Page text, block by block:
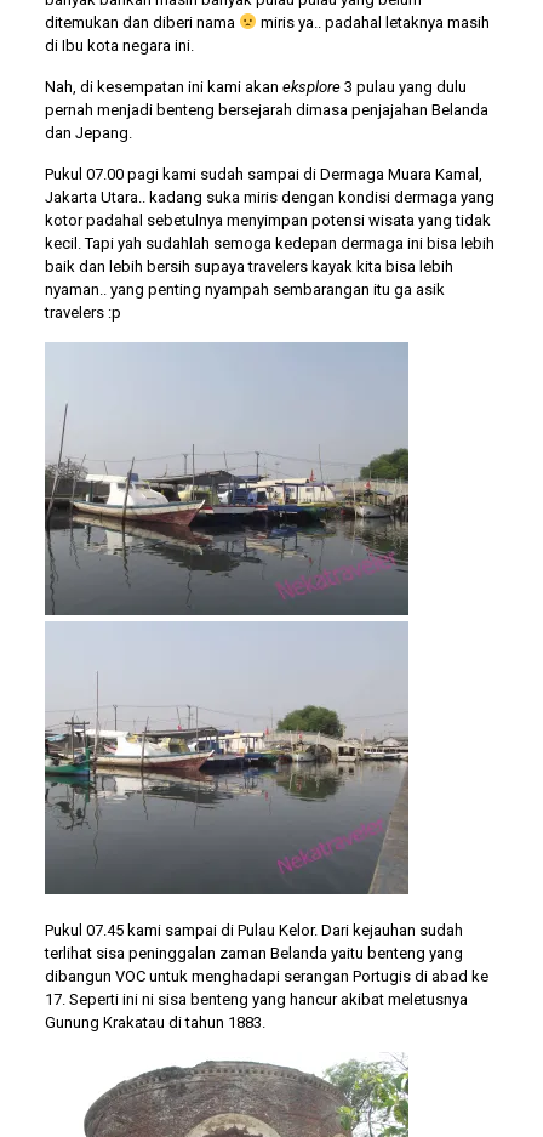
ditemukan dan diberi nama
miris ya.. padahal letaknya masih
di Ibu kota negara ini.
Nah, di kesempatan ini kami akan eksplore3 pulau yang dulu
pernah menjadi benteng bersejarah dimasa penjajahan Belanda
dan Jepang.
Pukul 07.00 pagi kami sudah sampai di Dermaga Muara Kamal,
Jakarta Utara.. kadang suka miris dengan kondisi dermaga yang
kotor padahal sebetulnya menyimpan potensi wisata yang tidak
kecil. Tapi yah sudahlah semoga kedepan dermaga ini bisa lebih
baik dan lebih bersih supaya travelers kayak kita bisa lebih
nyaman.. yang penting nyampah sembarangan itu ga asik
travelers :p
Pukul 07.45 kami sampai di Pulau Kelor. Dari kejauhan sudah
terlihat sisa peninggalan zaman Belanda yaitu benteng yang
dibangun VOC untuk menghadapi serangan Portugis di abad ke
17. Seperti ini ni sisa benteng yang hancur akibat meletusnya
Gunung Krakatau di tahun 1883.